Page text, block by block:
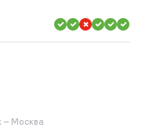
– Москва